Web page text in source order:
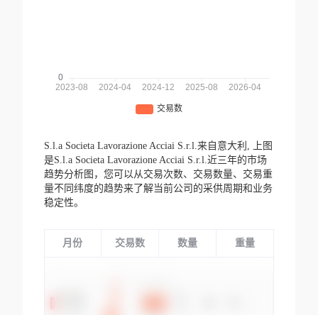
S.l.a Societа Lavorazione Acciai S.r.l.来自意大利,
上图
是S.l.a Societа Lavorazione Acciai S.r.l.近三年的市场
趋势分析图，您可以从交易次数、交易数量、交易重
量不同纬度的趋势来了解当前公司的采供周期和业务
稳定性。
月份 交易数 数量 重量